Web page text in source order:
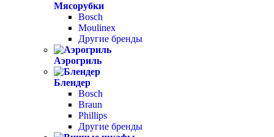
Мясорубки
Bosch
Moulinex
Другие бренды
Аэрогриль
Блендер
Bosch
Braun
Phillips
Другие бренды